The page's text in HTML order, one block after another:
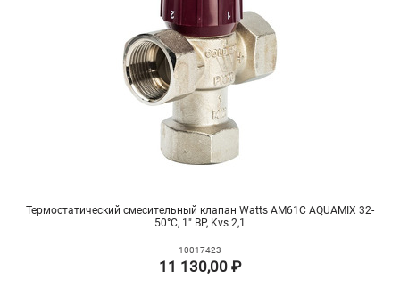
Термостатический смесительный клапан Watts AM61C AQUAMIX 32-
50°C, 1" ВР, Kvs 2,1
10017423
11 130,00 ₽